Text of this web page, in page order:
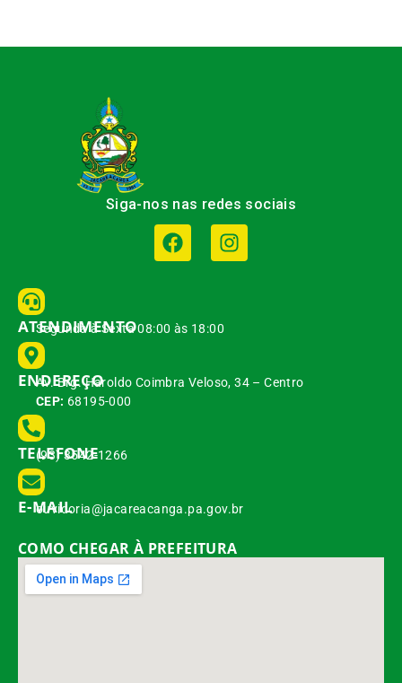
Siga-nos nas redes sociais
ATENDIMENTO
Segunda à Sexta 08:00 às 18:00
ENDEREÇO
Av. Brg. Haroldo Coimbra Veloso, 34 – Centro
CEP: 68195-000
TELEFONE
(93) 3542-1266
E-MAIL
ouvidoria@jacareacanga.pa.gov.br
COMO CHEGAR À PREFEITURA